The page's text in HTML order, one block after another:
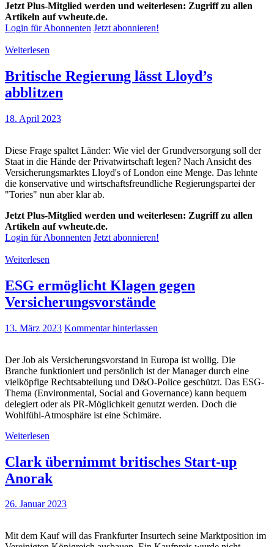
Jetzt Plus-Mitglied werden und weiterlesen: Zugriff zu allen
Artikeln auf vwheute.de.
Login für Abonnenten Jetzt abonnieren!
Weiterlesen
Britische Regierung lässt Lloyd’s
abblitzen
18. April 2023
Diese Frage spaltet Länder: Wie viel der Grundversorgung soll der
Staat in die Hände der Privatwirtschaft legen? Nach Ansicht des
Versicherungsmarktes Lloyd's of London eine Menge. Das lehnte
die konservative und wirtschaftsfreundliche Regierungspartei der
"Tories" nun aber klar ab.
Jetzt Plus-Mitglied werden und weiterlesen: Zugriff zu allen
Artikeln auf vwheute.de.
Login für Abonnenten Jetzt abonnieren!
Weiterlesen
ESG ermöglicht Klagen gegen
Versicherungsvorstände
13. März 2023 Kommentar hinterlassen
Der Job als Versicherungsvorstand in Europa ist wollig. Die
Branche funktioniert und persönlich ist der Manager durch eine
vielköpfige Rechtsabteilung und D&O-Police geschützt. Das ESG-
Thema (Environmental, Social and Governance) kann bequem
delegiert oder als PR-Möglichkeit genutzt werden. Doch die
Wohlfühl-Atmosphäre ist eine Schimäre.
Weiterlesen
Clark übernimmt britisches Start-up
Anorak
26. Januar 2023
Mit dem Kauf will das Frankfurter Insurtech seine Marktposition im